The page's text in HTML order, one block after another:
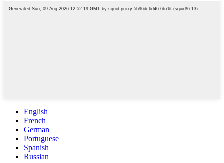
English
French
German
Portuguese
Spanish
Russian